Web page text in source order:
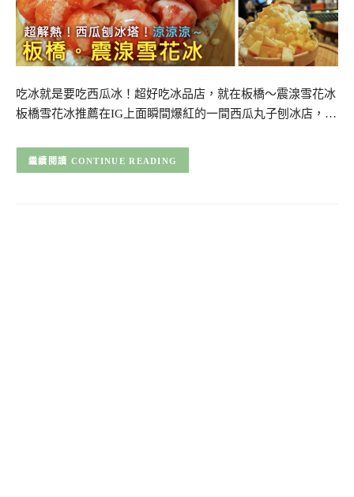
吃冰就是要吃西瓜冰！超好吃冰品店，就在板橋～震湶雪花冰
板橋雪花冰推薦在IG上面瞬間爆紅的一間西瓜丸子刨冰店，…
CONTINUE READING